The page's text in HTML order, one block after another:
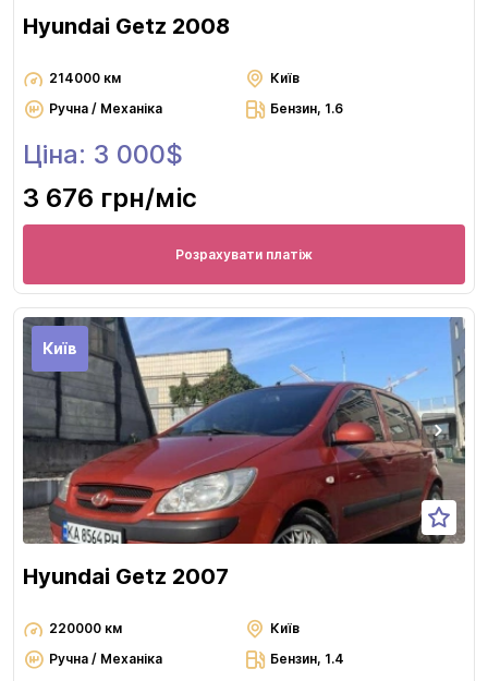
Hyundai Getz 2008
214000 км
Київ
Ручна / Механіка
Бензин, 1.6
Ціна: 3 000$
3 676 грн/міс
Розрахувати платіж
Київ
Hyundai Getz 2007
220000 км
Київ
Ручна / Механіка
Бензин, 1.4